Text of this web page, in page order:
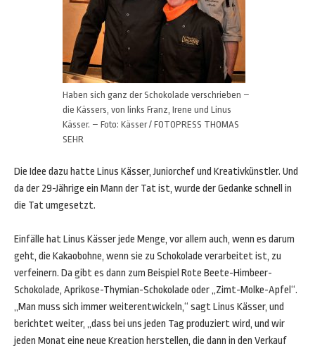
Haben sich ganz der Schokolade verschrieben –
die Kässers, von links Franz, Irene und Linus
Kässer. – Foto: Kässer / FOTOPRESS THOMAS
SEHR
Die Idee dazu hatte Linus Kässer, Juniorchef und Kreativkünstler. Und
da der 29-Jährige ein Mann der Tat ist, wurde der Gedanke schnell in
die Tat umgesetzt.
Einfälle hat Linus Kässer jede Menge, vor allem auch, wenn es darum
geht, die Kakaobohne, wenn sie zu Schokolade verarbeitet ist, zu
verfeinern. Da gibt es dann zum Beispiel Rote Beete-Himbeer-
Schokolade, Aprikose-Thymian-Schokolade oder „Zimt-Molke-Apfel“.
„Man muss sich immer weiterentwickeln,“ sagt Linus Kässer, und
berichtet weiter, „dass bei uns jeden Tag produziert wird, und wir
jeden Monat eine neue Kreation herstellen, die dann in den Verkauf